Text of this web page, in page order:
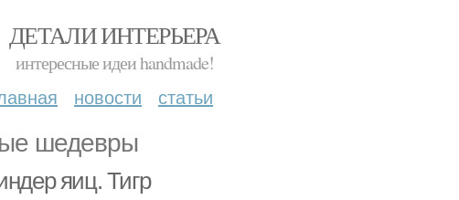
ДЕТАЛИ ИНТЕРЬЕРА
интересные идеи handmade!
новости статьи
шедевры
яиц. Тигр